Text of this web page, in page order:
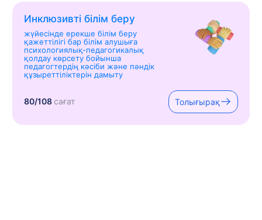
Инклюзивті білім беру
жүйесінде ерекше білім беру
қажеттілігі бар білім алушыға
психологиялық-педагогикалық
қолдау көрсету бойынша
педагогтердің кәсіби және пәндік
құзыреттіліктерін дамыту
80/108сағат Толығырақ